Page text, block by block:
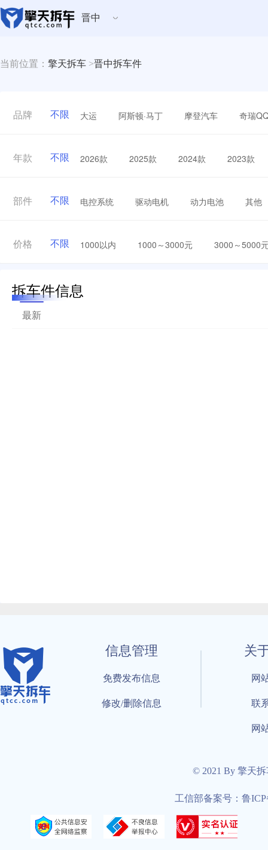
晋中
当前位置： 擎天拆车 >晋中拆车件
品牌 不限 大运 阿斯顿·马丁 摩登汽车 奇瑞
年款 不限 2026款 2025款 2024款 2023款
部件 不限 电控系统 驱动电机 动力电池 其他
价格 不限 1000以内 1000～3000元 3000～5000
拆车件信息
最新
信息管理
免费发布信息
修改/删除信息
关
网
联
网
© 2021 By 擎天
工信部备案号：鲁